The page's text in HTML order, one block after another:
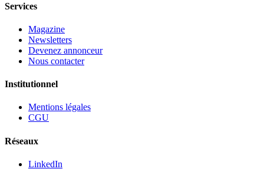
Services
Magazine
Newsletters
Devenez annonceur
Nous contacter
Institutionnel
Mentions légales
CGU
Réseaux
LinkedIn